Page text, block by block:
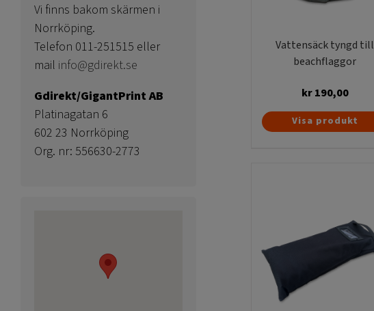
Vattensäck tyngd till
beachflaggor
kr190,00
Visa produkt
Vi finns bakom skärmen i
Norrköping.
Telefon 011-251515 eller
mail info@gdirekt.se
Gdirekt/GigantPrint AB
Platinagatan 6
602 23 Norrköping
Org. nr: 556630-2773